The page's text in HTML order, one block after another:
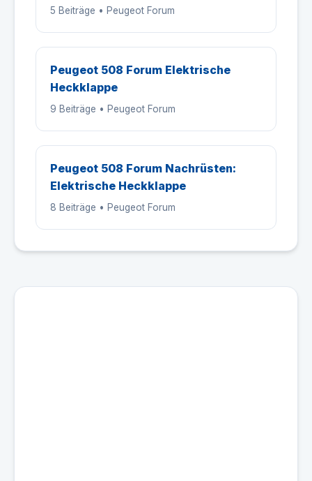
5 Beiträge • Peugeot Forum
Peugeot 508 Forum Elektrische
Heckklappe
9 Beiträge • Peugeot Forum
Peugeot 508 Forum Nachrüsten:
Elektrische Heckklappe
8 Beiträge • Peugeot Forum